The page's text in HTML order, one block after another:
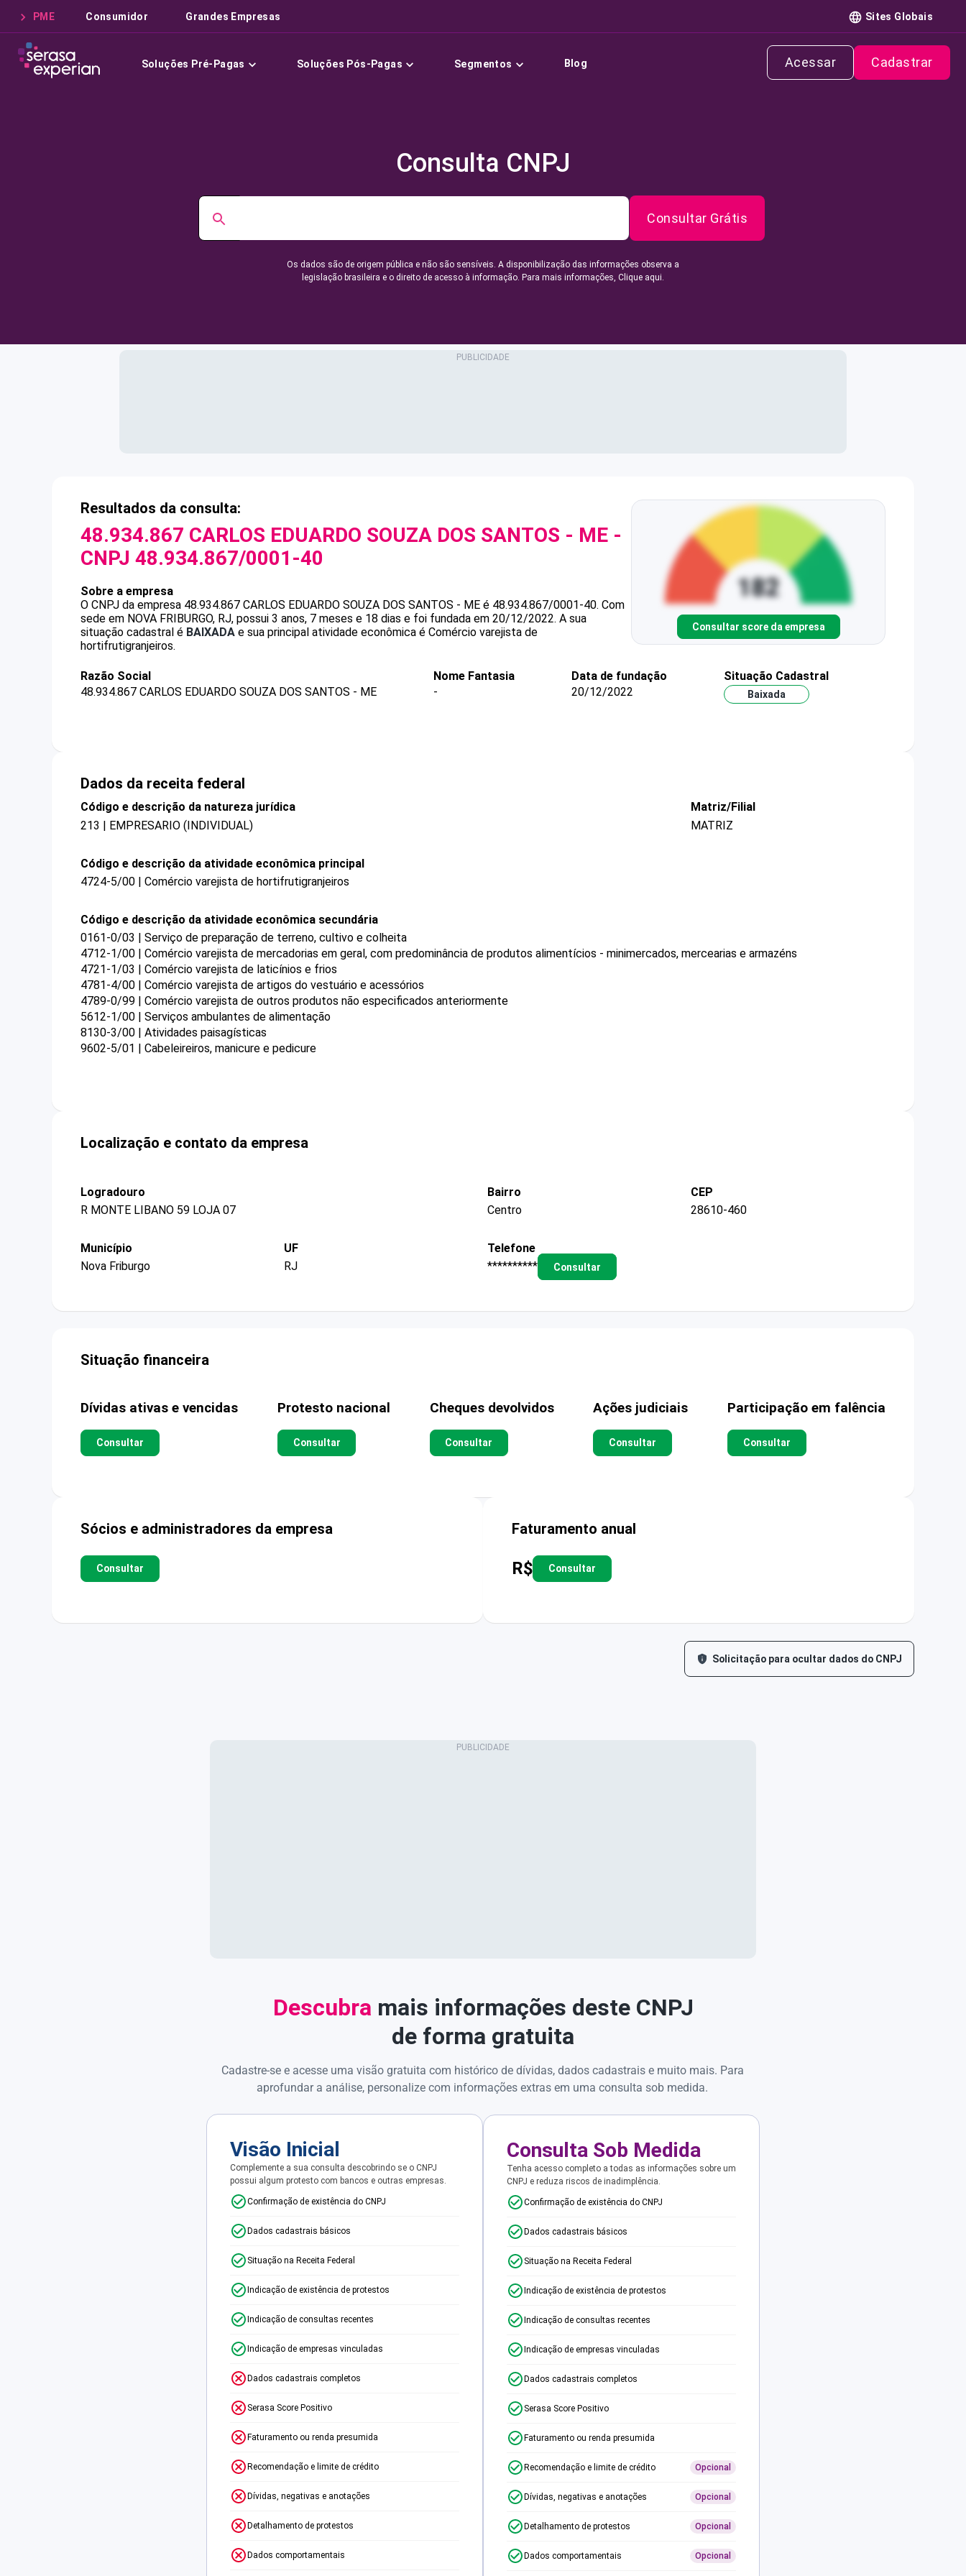
PME Consumidor Grandes Empresas Sites Globais
Soluções Pré-Pagas Soluções Pós-Pagas Segmentos Blog Acessar Cadastrar
Consulta CNPJ
Consultar Grátis
Os dados são de origem pública e não são sensíveis. A disponibilização das informações observa a
legislação brasileira e o direito de acesso à informação. Para mais informações, Clique aqui.
Resultados da consulta:
48.934.867 CARLOS EDUARDO SOUZA DOS SANTOS - ME -
CNPJ 48.934.867/0001-40
Sobre a empresa
O CNPJ da empresa 48.934.867 CARLOS EDUARDO SOUZA DOS SANTOS - ME é 48.934.867/0001-40. Com
sede em NOVA FRIBURGO, RJ, possui 3 anos, 7 meses e 18 dias e foi fundada em 20/12/2022. A sua
situação cadastral é BAIXADA e sua principal atividade econômica é Comércio varejista de
hortifrutigranjeiros.
Consultar score da empresa
Razão Social
48.934.867 CARLOS EDUARDO SOUZA DOS SANTOS - ME
Nome Fantasia
-
Data de fundação
20/12/2022
Situação Cadastral
Baixada
Dados da receita federal
Código e descrição da natureza jurídica
213 | EMPRESARIO (INDIVIDUAL)
Matriz/Filial
MATRIZ
Código e descrição da atividade econômica principal
4724-5/00 | Comércio varejista de hortifrutigranjeiros
Código e descrição da atividade econômica secundária
0161-0/03 | Serviço de preparação de terreno, cultivo e colheita
4712-1/00 | Comércio varejista de mercadorias em geral, com predominância de produtos alimentícios - minimercados, mercearias e armazéns
4721-1/03 | Comércio varejista de laticínios e frios
4781-4/00 | Comércio varejista de artigos do vestuário e acessórios
4789-0/99 | Comércio varejista de outros produtos não especificados anteriormente
5612-1/00 | Serviços ambulantes de alimentação
8130-3/00 | Atividades paisagísticas
9602-5/01 | Cabeleireiros, manicure e pedicure
Localização e contato da empresa
Logradouro
R MONTE LIBANO 59 LOJA 07
Bairro
Centro
CEP
28610-460
Município
Nova Friburgo
UF
RJ
Telefone
**********
Consultar
Situação financeira
Dívidas ativas e vencidas
Consultar
Protesto nacional
Consultar
Cheques devolvidos
Consultar
Ações judiciais
Consultar
Participação em falência
Consultar
Sócios e administradores da empresa
Consultar
Faturamento anual
R$ Consultar
Solicitação para ocultar dados do CNPJ
Descubra mais informações deste CNPJ
de forma gratuita
Cadastre-se e acesse uma visão gratuita com histórico de dívidas, dados cadastrais e muito mais. Para
aprofundar a análise, personalize com informações extras em uma consulta sob medida.
Visão Inicial
Complemente a sua consulta descobrindo se o CNPJ
possui algum protesto com bancos e outras empresas.
Confirmação de existência do CNPJ
Dados cadastrais básicos
Situação na Receita Federal
Indicação de existência de protestos
Indicação de consultas recentes
Indicação de empresas vinculadas
Dados cadastrais completos
Serasa Score Positivo
Faturamento ou renda presumida
Recomendação e limite de crédito
Dívidas, negativas e anotações
Detalhamento de protestos
Dados comportamentais
Consulta Sob Medida
Tenha acesso completo a todas as informações sobre um
CNPJ e reduza riscos de inadimplência.
Confirmação de existência do CNPJ
Dados cadastrais básicos
Situação na Receita Federal
Indicação de existência de protestos
Indicação de consultas recentes
Indicação de empresas vinculadas
Dados cadastrais completos
Serasa Score Positivo
Faturamento ou renda presumida
Recomendação e limite de crédito Opcional
Dívidas, negativas e anotações Opcional
Detalhamento de protestos Opcional
Dados comportamentais Opcional